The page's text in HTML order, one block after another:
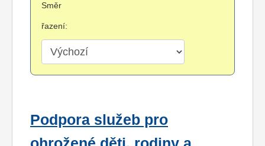
Směr
řazení:
Podpora služeb pro